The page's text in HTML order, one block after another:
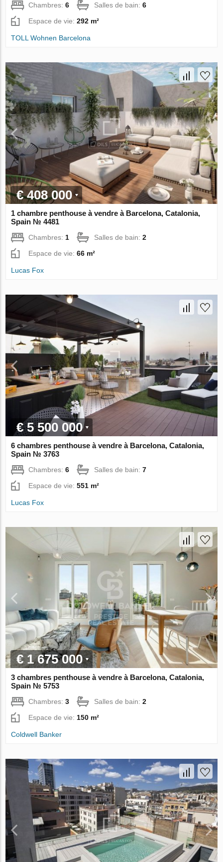
Chambres:6 Salles de bain:6
Espace de vie:292 m²
TOLL Wohnen Barcelona
€ 408 000
1 chambre penthouse à vendre à Barcelona, Catalonia,
Spain № 4481
Chambres: 1 Salles de bain:2
Espace de vie:66 m²
Lucas Fox
€ 5 500 000
6 chambres penthouse à vendre à Barcelona, Catalonia,
Spain № 3763
Chambres:6 Salles de bain:7
Espace de vie:551 m²
Lucas Fox
€ 1 675 000
3 chambres penthouse à vendre à Barcelona, Catalonia,
Spain № 5753
Chambres:3 Salles de bain:2
Espace de vie:150 m²
Coldwell Banker